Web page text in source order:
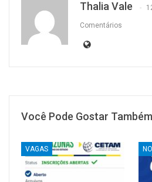
Thalia Vale
Comentários
Você Pode Gostar Também
VAGAS